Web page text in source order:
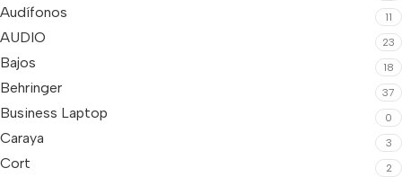
Audífonos 11
AUDIO 23
Bajos 18
Behringer 37
Business Laptop 0
Caraya 3
Cort 2